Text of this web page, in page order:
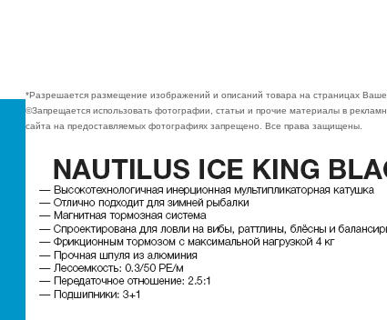
*Разрешается размещение изображений и описаний товара на страницах
©Запрещается использовать фотографии, статьи и прочие материалы в
сайта на предоставляемых фотографиях запрещено. Все права защищены.